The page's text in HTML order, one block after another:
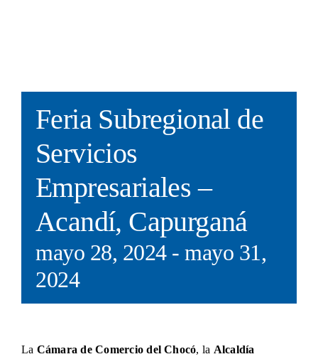
Feria Subregional de
Servicios
Empresariales –
Acandí, Capurganá
mayo 28, 2024-mayo 31,
2024
La Cámara de Comercio del Chocó, la Alcaldía